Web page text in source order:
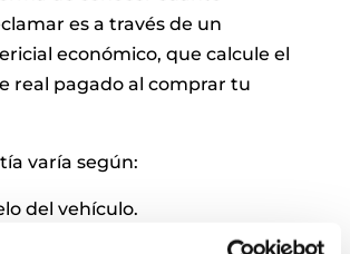
es a través de un
económico, que calcule el
real pagado al comprar tu
varía según:
del vehículo.